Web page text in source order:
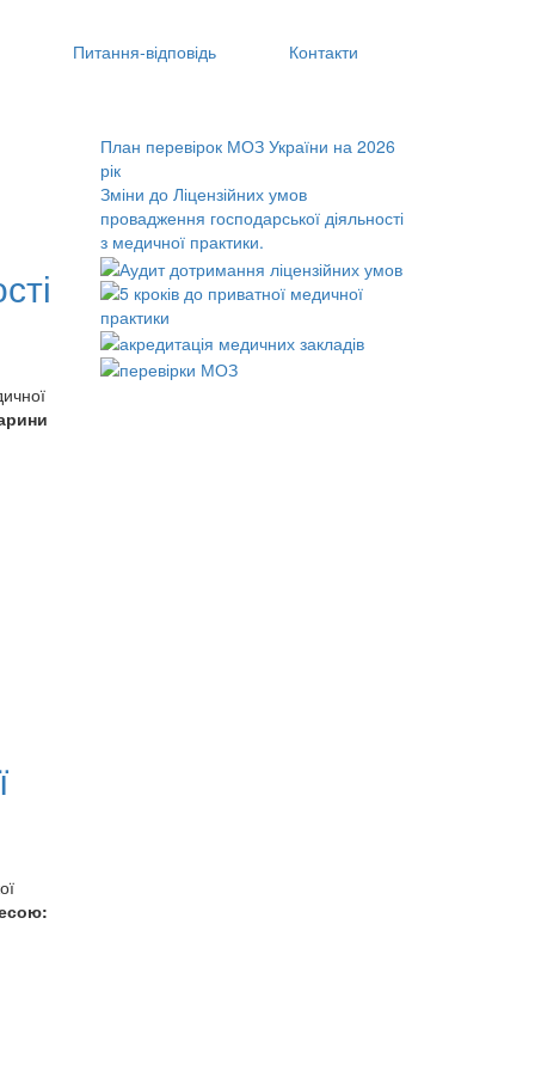
Питання‑відповідь Контакти
План перевірок МОЗ України на 2026
рік
Зміни до Ліцензійних умов
провадження господарської діяльності
з медичної практики.